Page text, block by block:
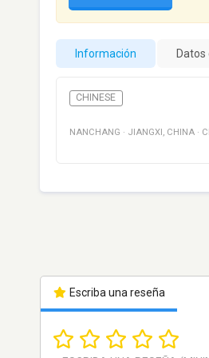
Información
CHINESE
NANCHANG · JIANGXI , CHINA ·
Escriba una reseña